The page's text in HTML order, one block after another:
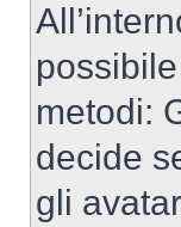
metodi:
decide
gli